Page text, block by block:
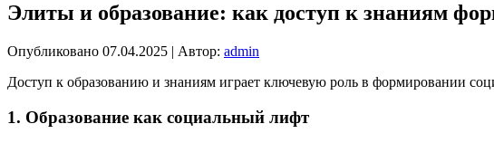
Элиты и образование: как доступ к знаниям
Опубликовано 07.04.2025 | Автор: admin
Доступ к образованию и знаниям играет ключевую роль в формировании
1. Образование как социальный лифт